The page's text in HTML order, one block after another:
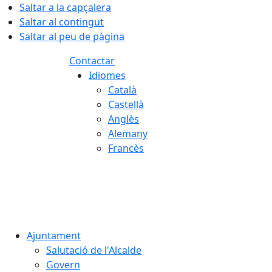
Saltar a la capçalera
Saltar al contingut
Saltar al peu de pàgina
Contactar
Idiomes
Català
Castellà
Anglès
Alemany
Francès
Ajuntament
Salutació de l'Alcalde
Govern